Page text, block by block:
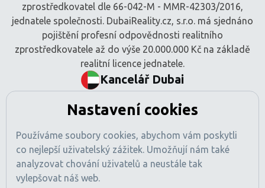
zprostředkovatel dle 66-042-M - MMR-42303/2016,
jednatele společnosti. DubaiReality.cz, s.r.o. má sjednáno
pojištění profesní odpovědnosti realitního
zprostředkovatele až do výše 20.000.000 Kč na základě
realitní licence jednatele.
Kancelář Dubai
Tamani Arts Offices, Office 741
Dubaj, SAE
Číslo obchodní licence: 1470425
Registrace RERA: 49189
Obchodní registr: 2529912
Nastavení cookies
Používáme soubory cookies, abychom vám poskytli
co nejlepší uživatelský zážitek. Umožňují nám také
analyzovat chování uživatelů a neustále tak
vylepšovat náš web.